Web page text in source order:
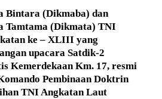
Bintara (Dikmaba) dan
Tamtama (Dikmata) TNI
ke – XLIII yang
upacara Satdik-2
Kemerdekaan Km. 17, resmi
Pembinaan Doktrin
TNI Angkatan Laut